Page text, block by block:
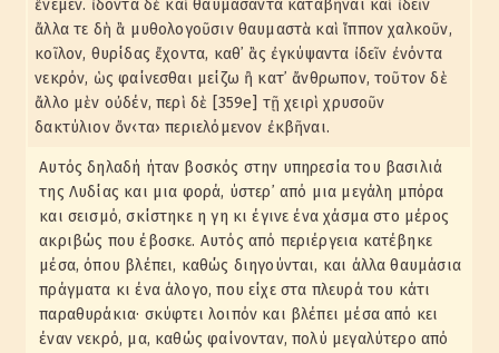
ἔνεμεν. ἰδόντα δὲ καὶ θαυμάσαντα καταβῆναι καὶ ἰδεῖν
ἄλλα τε δὴ ἃ μυθολογοῦσιν θαυμαστὰ καὶ ἵππον χαλκοῦν,
κοῖλον, θυρίδας ἔχοντα, καθ᾽ ἃς ἐγκύψαντα ἰδεῖν ἐνόντα
νεκρόν, ὡς φαίνεσθαι μείζω ἢ κατ᾽ ἄνθρωπον, τοῦτον δὲ
ἄλλο μὲν οὐδέν, περὶ δὲ [359e] τῇ χειρὶ χρυσοῦν
δακτύλιον ὄν‹τα› περιελόμενον ἐκβῆναι.
Αυτός δηλαδή ήταν βοσκός στην υπηρεσία του βασιλιά
της Λυδίας και μια φορά, ύστερ᾽ από μια μεγάλη μπόρα
και σεισμό, σκίστηκε η γη κι έγινε ένα χάσμα στο μέρος
ακριβώς που έβοσκε. Αυτός από περιέργεια κατέβηκε
μέσα, όπου βλέπει, καθώς διηγούνται, και άλλα θαυμάσια
πράγματα κι ένα άλογο, που είχε στα πλευρά του κάτι
παραθυράκια· σκύφτει λοιπόν και βλέπει μέσα από κει
έναν νεκρό, μα, καθώς φαίνονταν, πολύ μεγαλύτερο από